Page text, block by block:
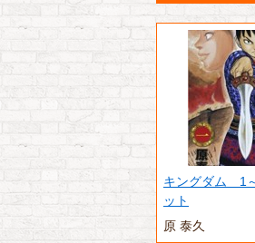
キングダム 1
ット
原 泰久